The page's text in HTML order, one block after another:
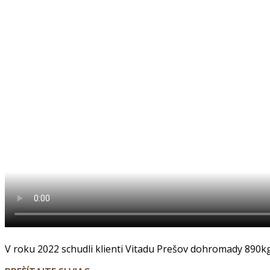
V roku 2022 schudli klienti Vitadu Prešov dohromady